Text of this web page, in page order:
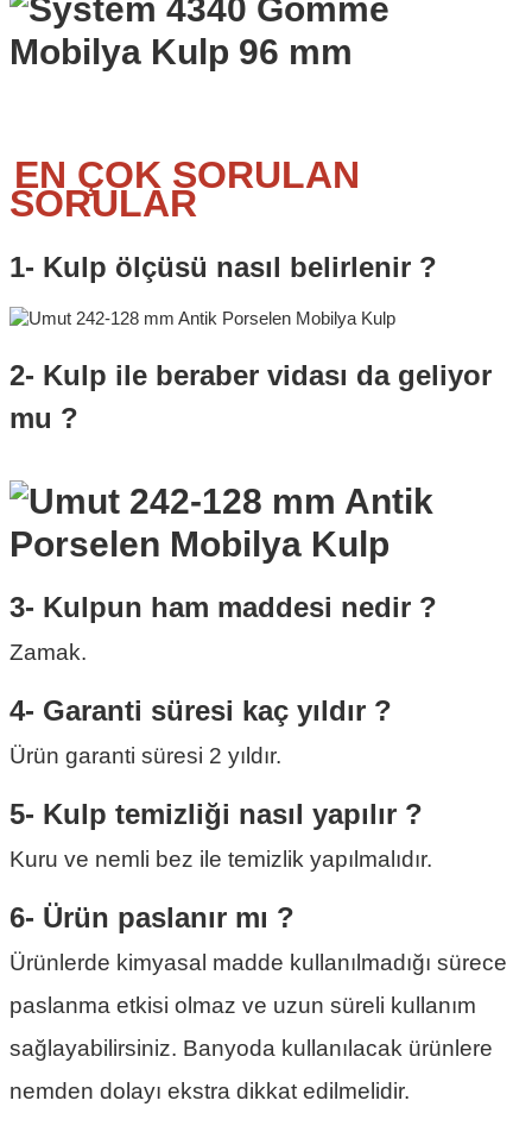
EN ÇOK SORULAN
SORULAR
1- Kulp ölçüsü nasıl belirlenir ?
2- Kulp ile beraber vidası da geliyor
mu ?
3- Kulpun ham maddesi nedir ?
Zamak.
4- Garanti süresi kaç yıldır ?
Ürün garanti süresi 2 yıldır.
5- Kulp temizliği nasıl yapılır ?
Kuru ve nemli bez ile temizlik yapılmalıdır.
6- Ürün paslanır mı ?
Ürünlerde kimyasal madde kullanılmadığı sürece
paslanma etkisi olmaz ve uzun süreli kullanım
sağlayabilirsiniz. Banyoda kullanılacak ürünlere
nemden dolayı ekstra dikkat edilmelidir.